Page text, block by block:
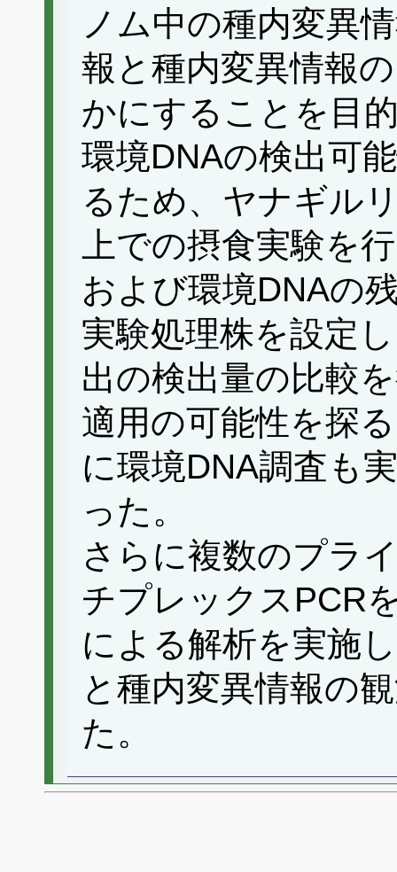
ノム中の種内変異
報と種内変異情報
かにすることを目
環境DNAの検出可
るため、ヤナギル
上での摂食実験を
および環境DNAの
実験処理株を設定
出の検出量の比較
適用の可能性を探
に環境DNA調査も
った。
さらに複数のプラ
チプレックスPCR
による解析を実施
と種内変異情報の
た。